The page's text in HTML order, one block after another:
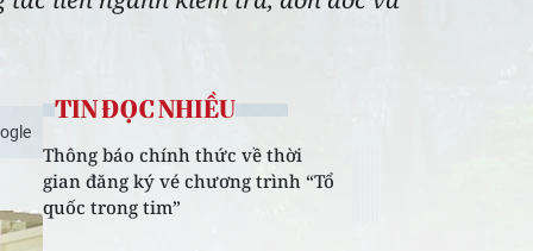
TIN ĐỌC NHIỀU
Thông báo chính thức về thời
gian đăng ký vé chương trình “Tổ
quốc trong tim”